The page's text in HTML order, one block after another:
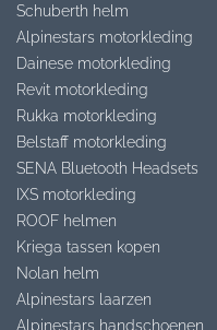
Schuberth helm
Alpinestars motorkleding
Dainese motorkleding
Revit motorkleding
Rukka motorkleding
Belstaff motorkleding
SENA Bluetooth Headsets
IXS motorkleding
ROOF helmen
Kriega tassen kopen
Nolan helm
Alpinestars laarzen
Alpinestars handschoenen